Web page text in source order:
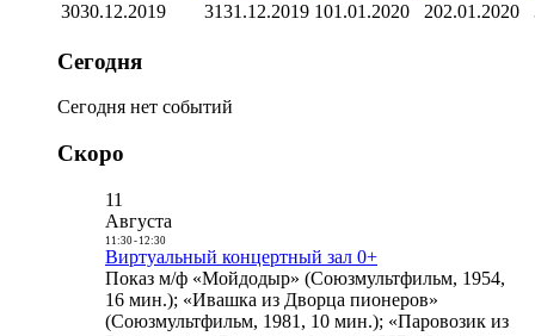
3030.12.2019 3131.12.2019 101.01.2020 202.01.2020
Сегодня
Сегодня нет событий
Скоро
11
Августа
11:30- 12:30
Виртуальный концертный зал 0+
Показ м/ф «Мойдодыр» (Союзмультфильм, 1954,
16 мин.); «Ивашка из Дворца пионеров»
(Союзмультфильм, 1981, 10 мин.); «Паровозик из